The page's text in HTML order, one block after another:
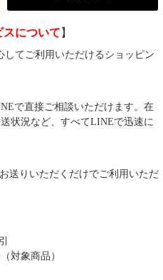
について 】
てご利用いただけるショッピン
で直接ご相談いただけます。在
状況など、すべてLINEで迅速に
送りいただくだけでご利用いただ
対象商品）